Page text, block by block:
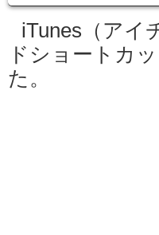
iTunes（アイ
ドショートカ
た。